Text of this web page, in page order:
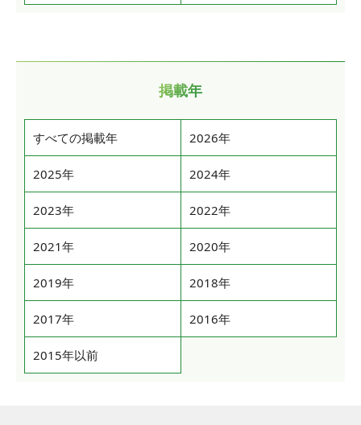
掲載年
すべての掲載年 2026年
2025年 2024年
2023年 2022年
2021年 2020年
2019年 2018年
2017年 2016年
2015年以前